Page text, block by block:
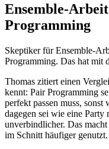
Ensemble-
Programming
Skeptiker für Ensemble-
Programming. Das hat mit
Thomas zitiert einen
kennt: Pair Programming
perfekt passen muss,
dagegen sei wie eine Party
unverbindlicher. Das
im Schnitt häufiger genutzt.